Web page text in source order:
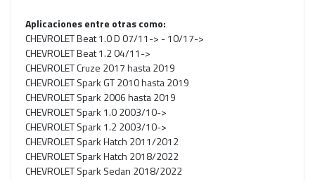
Aplicaciones entre otras como:
CHEVROLET Beat 1.0 D 07/11-> - 10/17->
CHEVROLET Beat 1.2 04/11->
CHEVROLET Cruze 2017 hasta 2019
CHEVROLET Spark GT 2010 hasta 2019
CHEVROLET Spark 2006 hasta 2019
CHEVROLET Spark 1.0 2003/10->
CHEVROLET Spark 1.2 2003/10->
CHEVROLET Spark Hatch 2011/2012
CHEVROLET Spark Hatch 2018/2022
CHEVROLET Spark Sedan 2018/2022